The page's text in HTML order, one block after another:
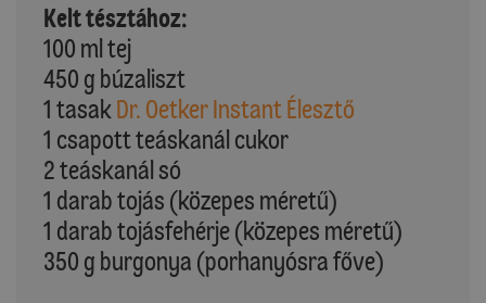
Kelt tésztához:
100 ml tej
450 g búzaliszt
1 tasak Dr. Oetker Instant Élesztő
1 csapott teáskanál cukor
2 teáskanál só
1 darab tojás (közepes méretű)
1 darab tojásfehérje (közepes méretű)
350 g burgonya (porhanyósra főve)